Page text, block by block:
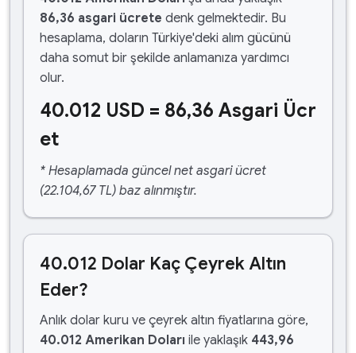
86,36 asgari ücrete denk gelmektedir. Bu
hesaplama, doların Türkiye'deki alım gücünü
daha somut bir şekilde anlamanıza yardımcı
olur.
40.012 USD = 86,36 Asgari Ücr
et
* Hesaplamada güncel net asgari ücret
(22.104,67 TL) baz alınmıştır.
40.012 Dolar Kaç Çeyrek Altın
Eder?
Anlık dolar kuru ve çeyrek altın fiyatlarına göre,
40.012 Amerikan Doları ile yaklaşık 443,96